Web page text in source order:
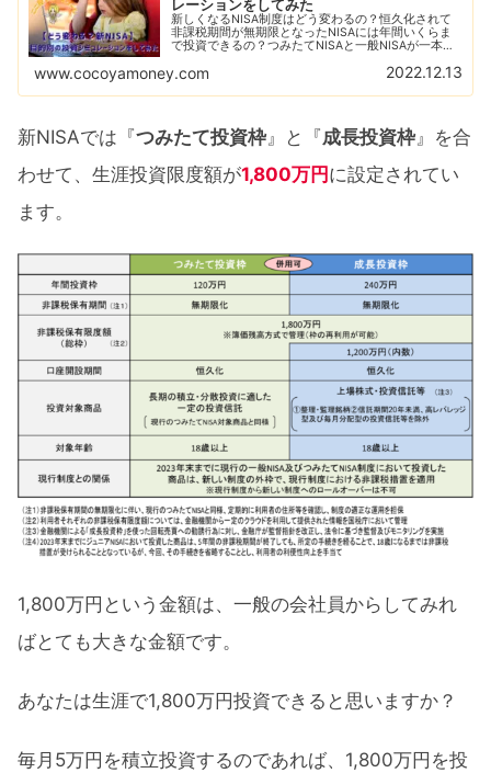
レーションをしてみた
新しくなるNISA制度はどう変わるの？恒久化されて
非課税期間が無期限となったNISAには年間いくらま
で投資できるの？つみたてNISAと一般NISAが一本化
ミュレーションしてみましたので参考にしてくださ
い！
www.cocoyamoney.com 2022.12.13
新NISAでは『つみたて投資枠』と『成長投資枠』を合
わせて、生涯投資限度額が1,800万円 に設定されてい
ます。
1,800万円という金額は、一般の会社員からしてみれ
ばとても大きな金額です。
あなたは生涯で1,800万円投資できると思いますか？
毎月5万円を積立投資するのであれば、1,800万円を投